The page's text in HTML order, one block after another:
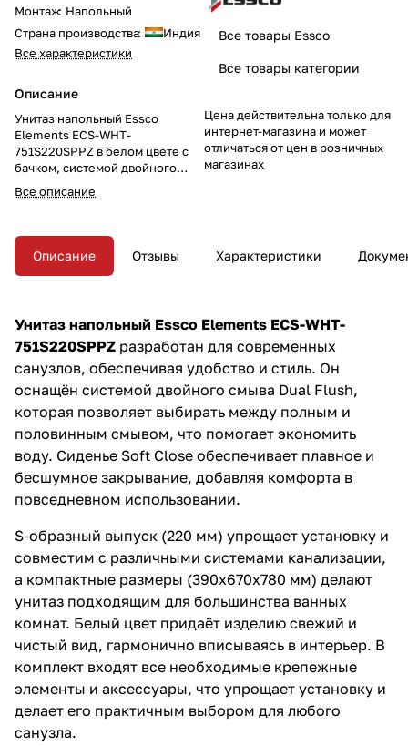
Монтаж: Напольный
Страна производства:
Индия
Все характеристики
Описание
Унитаз напольный Essco
Elements ECS-WHT-
751S220SPPZ в белом цвете с
бачком, системой двойного
смыва и S-образным выпуском
(220 мм) — это практичное и
вашего санузла. Компактные
размеры 390x670x780 мм и
сиденье Soft Close
санузел с этим стильным
унитазом!
Все описание
Все товары Essco
Все товары категории
Цена действительна только для
интернет-магазина и может
отличаться от цен в розничных
магазинах
Описание Отзывы Характеристики
Унитаз напольный Essco Elements ECS-WHT-
751S220SPPZ разработан для современных
санузлов, обеспечивая удобство и стиль. Он
оснащён системой двойного смыва Dual Flush,
которая позволяет выбирать между полным и
половинным смывом, что помогает экономить
воду. Сиденье Soft Close обеспечивает плавное и
бесшумное закрывание, добавляя комфорта в
повседневном использовании.
S-образный выпуск (220 мм) упрощает установку и
совместим с различными системами канализации,
а компактные размеры (390x670x780 мм) делают
унитаз подходящим для большинства ванных
комнат. Белый цвет придаёт изделию свежий и
чистый вид, гармонично вписываясь в интерьер. В
комплект входят все необходимые крепежные
элементы и аксессуары, что упрощает установку и
делает его практичным выбором для любого
санузла.